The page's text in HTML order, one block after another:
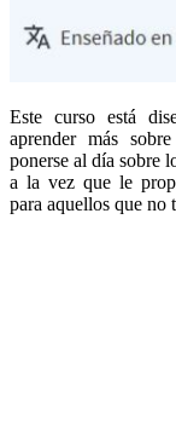
Este curso está
aprender más
ponerse al día sobre
a la vez que le
para aquellos que no